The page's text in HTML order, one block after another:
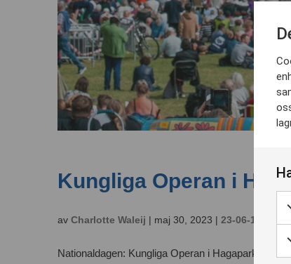
Kungliga Operan i
av Charlotte Waleij | maj 30, 2023 | 23-06-18
Nationaldagen: Kungliga Operan i Hagaparken